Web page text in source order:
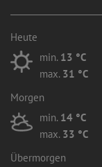
Heute
min. 13 °C
max. 31 °C
Morgen
min. 14 °C
max. 33 °C
Übermorgen